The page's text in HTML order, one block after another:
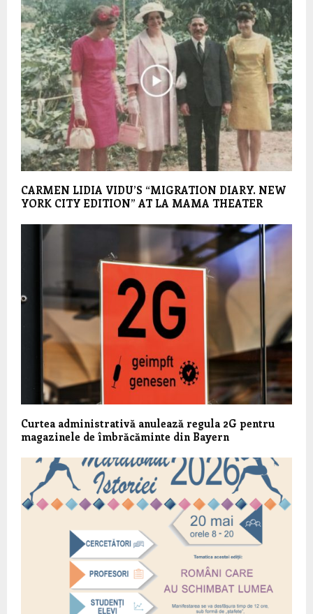
CARMEN LIDIA VIDU’S “MIGRATION DIARY. NEW
YORK CITY EDITION” AT LA MAMA THEATER
Curtea administrativă anulează regula 2G pentru
magazinele de îmbrăcăminte din Bayern